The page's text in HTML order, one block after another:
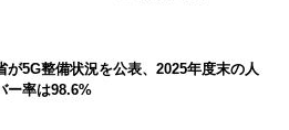
が5G整備状況を公表、2025年度末の人
ー率は98.6%